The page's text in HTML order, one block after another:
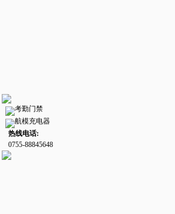
考勤门禁
航模充电器
热线电话:
0755-88845648